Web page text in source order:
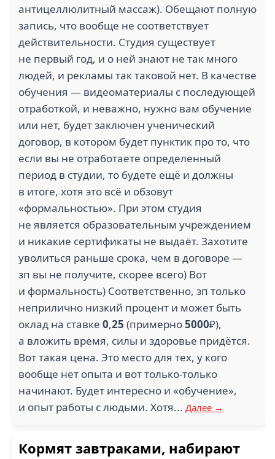
антицеллюлитный массаж). Обещают полную
запись, что вообще не соответствует
действительности. Студия существует
не первый год, и о ней знают не так много
людей, и рекламы так таковой нет. В качестве
обучения — видеоматериалы с последующей
отработкой, и неважно, нужно вам обучение
или нет, будет заключен ученический
договор, в котором будет пунктик про то, что
если вы не отработаете определенный
период в студии, то будете ещё и должны
в итоге, хотя это всё и обзовут
«формальностью». При этом студия
не является образовательным учреждением
и никакие сертификаты не выдаёт. Захотите
уволиться раньше срока, чем в договоре —
зп вы не получите, скорее всего) Вот
и формальность) Соответственно, зп только
неприлично низкий процент и может быть
оклад на ставке 0,25 (примерно5000₽),
а вложить время, силы и здоровье придётся.
Вот такая цена. Это место для тех, у кого
вообще нет опыта и вот только-только
начинают. Будет интересно и «обучение»,
и опыт работы с людьми. Хотя... Далее →
Кормят завтраками, набирают